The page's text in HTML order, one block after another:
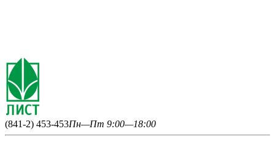
(841-2) 453-453Пн—Пт 9:00—18:00